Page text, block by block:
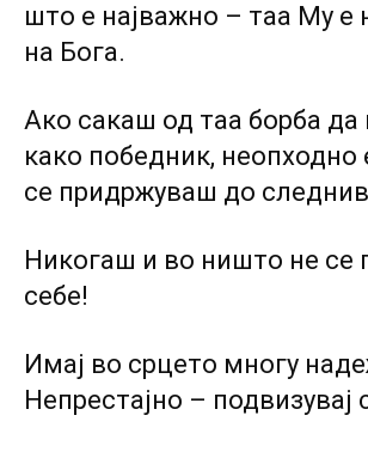
што е најважно – таа Му е
на Бога.
Ако сакаш од таа борба да
како победник, неопходнo
се придржуваш до
Никогаш и во ништо не се
себe!
Имај во срцето многу
Непрестајно – подвизувај